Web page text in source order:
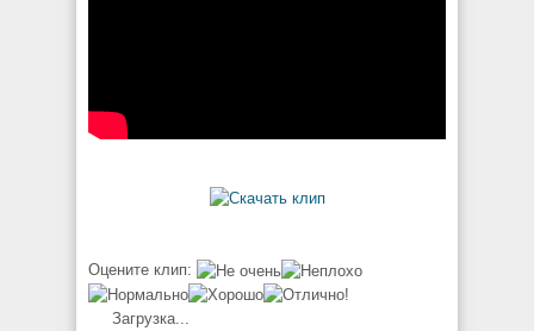
Оцените клип:
Загрузка...